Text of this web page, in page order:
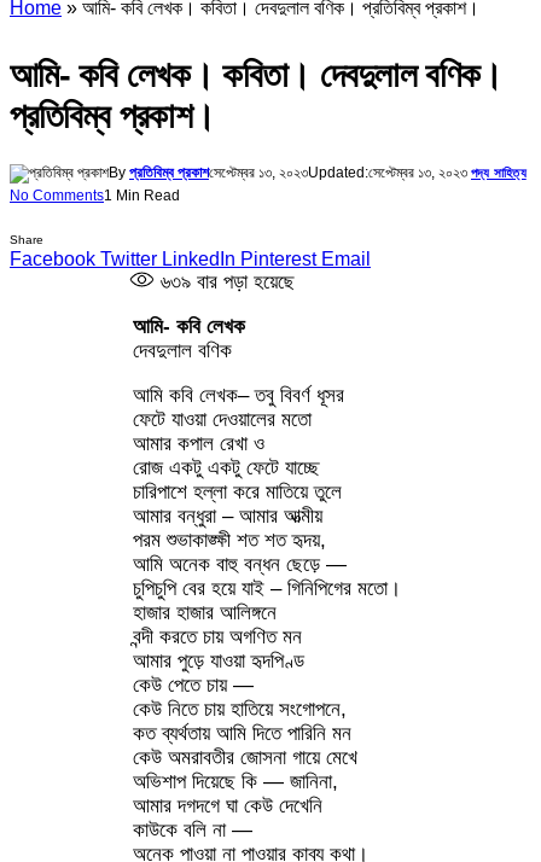
Home » আমি- কবি লেখক। কবিতা। দেবদুলাল বণিক। প্রতিবিম্ব প্রকাশ।
আমি- কবি লেখক। কবিতা। দেবদুলাল বণিক।
প্রতিবিম্ব প্রকাশ।
By প্রতিবিম্ব প্রকাশসেপ্টেম্বর ১৩, ২০২৩Updated:সেপ্টেম্বর ১৩, ২০২৩ পদ্য সাহিত্য
No Comments1 Min Read
Share
Facebook Twitter LinkedIn Pinterest Email
৬৩৯ বার পড়া হয়েছে
আমি- কবি লেখক
দেবদুলাল বণিক
আমি কবি লেখক– তবু বিবর্ণ ধূসর
ফেটে যাওয়া দেওয়ালের মতো
আমার কপাল রেখা ও
রোজ একটু একটু ফেটে যাচ্ছে
চারিপাশে হল্লা করে মাতিয়ে তুলে
আমার বন্ধুরা – আমার আত্মীয়
পরম শুভাকাঙ্ক্ষী শত শত হৃদয়,
আমি অনেক বাহু বন্ধন ছেড়ে —
চুপিচুপি বের হয়ে যাই – গিনিপিগের মতো।
হাজার হাজার আলিঙ্গনে
বন্দী করতে চায় অগণিত মন
আমার পুড়ে যাওয়া হৃদপিণ্ড
কেউ পেতে চায় —
কেউ নিতে চায় হাতিয়ে সংগোপনে,
কত ব্যর্থতায় আমি দিতে পারিনি মন
কেউ অমরাবতীর জোসনা গায়ে মেখে
অভিশাপ দিয়েছে কি — জানিনা,
আমার দগদগে ঘা কেউ দেখেনি
কাউকে বলি না —
অনেক পাওয়া না পাওয়ার কাব্য কথা।